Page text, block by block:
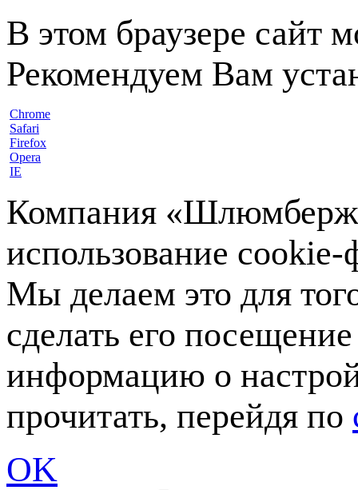
В этом браузере сайт
Рекомендуем Вам
Chrome
Safari
Firefox
Opera
IE
Компания
использование
Мы делаем это для
сделать его
информацию о
прочитать, перейдя по
OK